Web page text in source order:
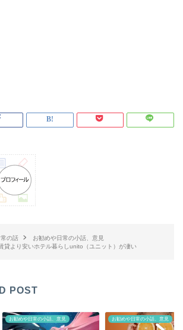
の話
お勧めや日常の小話、意見
貸より安いホテル暮らしunito（ユニット）が凄い
POST
お勧めや日常の小話、意見 お勧めや日常の小話、意見